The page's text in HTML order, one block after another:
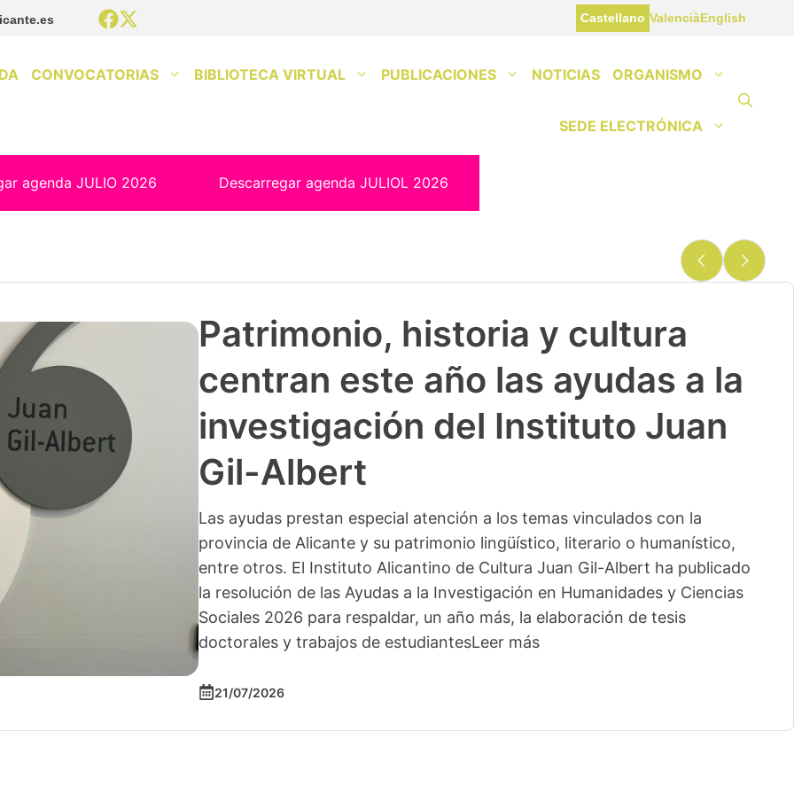
Castellano ValenciàEnglish
CONVOCATORIAS BIBLIOTECA VIRTUAL PUBLICACIONES NOTICIAS ORGANISMO
SEDE ELECTRÓNICA
agenda JULIO 2026 Descarregar agenda JULIOL 2026
Patrimonio, historia y cultura
centran este año las ayudas a la
investigación del Instituto Juan
Gil-Albert
Las ayudas prestan especial atención a los temas vinculados con la
provincia de Alicante y su patrimonio lingüístico, literario o humanístico,
entre otros. El Instituto Alicantino de Cultura Juan Gil-Albert ha publicado
la resolución de las Ayudas a la Investigación en Humanidades y Ciencias
Sociales 2026 para respaldar, un año más, la elaboración de tesis
doctorales y trabajos de estudiantesLeer más
21/07/2026